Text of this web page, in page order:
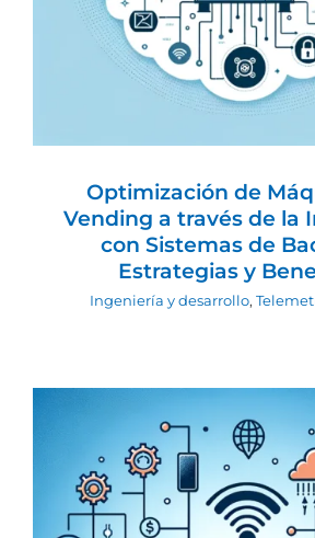
Ingeniería y desarrollo
Optimización de
Vending a través de la
con Sistemas de
Estrategias y
Ingeniería y desarrollo,